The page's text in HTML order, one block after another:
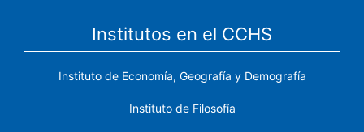
Institutos en el CCHS
Instituto de Economía, Geografía y Demografía
Instituto de Filosofía